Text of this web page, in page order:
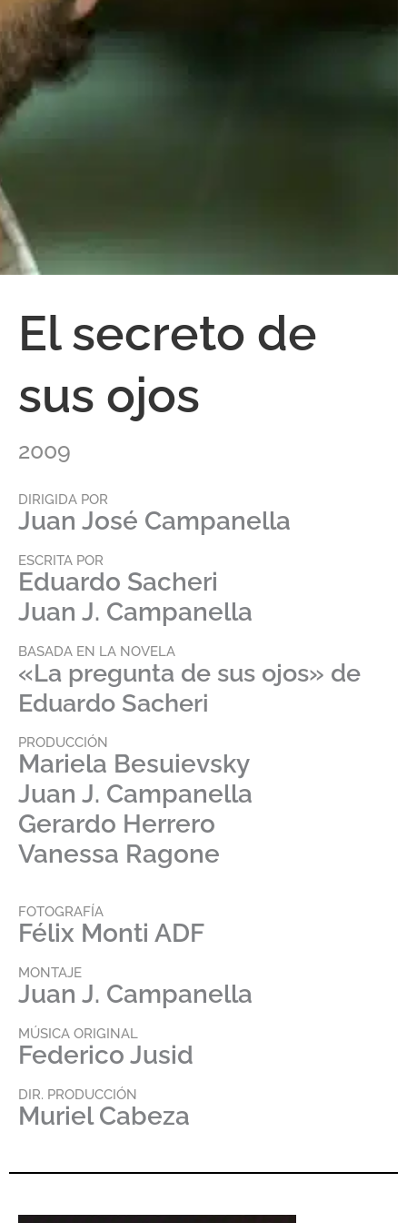
El secreto de
sus ojos
2009
DIRIGIDA POR
Juan José Campanella
ESCRITA POR
Eduardo Sacheri
Juan J. Campanella
BASADA EN LA NOVELA
«La pregunta de sus ojos» de
Eduardo Sacheri
PRODUCCIÓN
Mariela Besuievsky
Juan J. Campanella
Gerardo Herrero
Vanessa Ragone
FOTOGRAFÍA
Félix Monti ADF
MONTAJE
Juan J. Campanella
MÚSICA ORIGINAL
Federico Jusid
DIR. PRODUCCIÓN
Muriel Cabeza